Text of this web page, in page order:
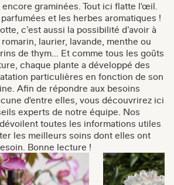
encore graminées. Tout ici flatte l'œil.
et les herbes aromatiques !
c’est aussi la possibilité d’avoir à
laurier, lavande, menthe ou
de thym… Et comme tous les goûts
chaque plante a développé des
particulières en fonction de son
Afin de répondre aux besoins
d'entre elles, vous découvrirez ici
experts de notre équipe. Nos
toutes les informations utiles
les meilleurs soins dont elles ont
Bonne lecture !